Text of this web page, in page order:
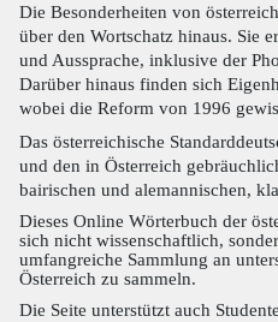
Die Besonderheiten von
über den Wortschatz hinaus. Sie
und Aussprache, inklusive der
Darüber hinaus finden sich
wobei die Reform von 1996
Das österreichische
und den in Österreich
bairischen und alemannischen,
Dieses Online Wörterbuch der
sich nicht wissenschaftlich,
umfangreiche Sammlung an
Österreich zu sammeln.
Die Seite unterstützt auch